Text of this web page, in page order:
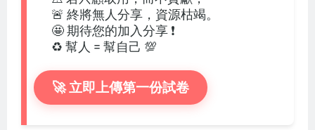
🚨 終將無人分享，資源枯竭。
🤩 期待您的加入分享 ❗
♻️ 幫人 = 幫自己 💯
🚀 立即上傳第一份試卷